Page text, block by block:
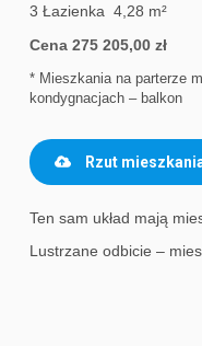
3 Łazienka 4,28 m²
Cena 275 205,00 zł
* Mieszkania na parterze
kondygnacjach – balkon
Rzut
Ten sam układ mają
Lustrzane odbicie –